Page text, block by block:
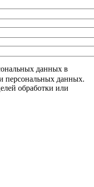
данных в
персональных данных.
обработки или